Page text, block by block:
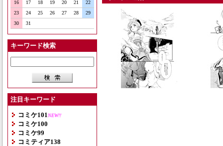
16
17 18 19 20 21
22
23
24 25 26 27 28
29
30
31
キーワード検索
注目キーワード
コミケ101 NEW!!
コミケ100
コミケ99
コミティア138